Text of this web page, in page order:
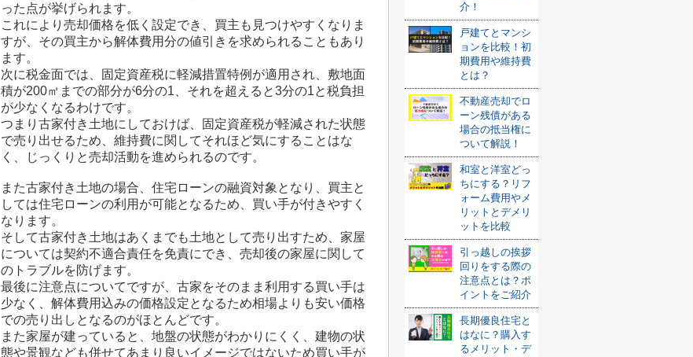
った点が挙げられます。
これにより売却価格を低く設定でき、買主も見つけやすくなりま
すが、その買主から解体費用分の値引きを求められることもあり
ます。
次に税金面では、固定資産税に軽減措置特例が適用され、敷地面
積が200㎡までの部分が6分の1、それを超えると3分の1と税負担
が少なくなるわけです。
つまり古家付き土地にしておけば、固定資産税が軽減された状態
で売り出せるため、維持費に関してそれほど気にすることはな
く、じっくりと売却活動を進められるのです。
また古家付き土地の場合、住宅ローンの融資対象となり、買主と
しては住宅ローンの利用が可能となるため、買い手が付きやすく
なります。
そして古家付き土地はあくまでも土地として売り出すため、家屋
については契約不適合責任を免責にでき、売却後の家屋に関して
のトラブルを防げます。
最後に注意点についてですが、古家をそのまま利用する買い手は
少なく、解体費用込みの価格設定となるため相場よりも安い価格
での売り出しとなるのがほとんどです。
また家屋が建っていると、地盤の状態がわかりにくく、建物の状
態や景観なども併せてあまり良いイメージではないため買い手が
介！
戸建てとマンシ
ョンを比較！初
期費用や維持費
とは？
不動産売却でロ
ーン残債がある
場合の抵当権に
ついて解説！
和室と洋室どっ
ちにする？リフ
ォーム費用やメ
リットとデメリ
ットを比較
引っ越しの挨拶
回りをする際の
注意点とは？ポ
イントをご紹介
長期優良住宅と
はなに？購入す
るメリット・デ